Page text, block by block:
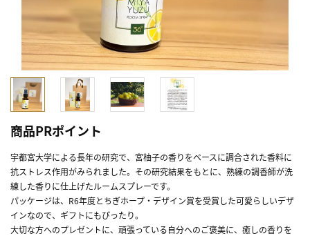
商品PRポイント
宇都宮大学による長年の研究で、宮柚子の香りをベースに調合された香料に
抗ストレス作用がみられました。その研究結果をもとに、熟練の調香師が洗
練した香りに仕上げたルームスプレーです。
パッケージは、R6年度とちぎホープ・デザイン賞を受賞した可愛らしいデザ
インなので、ギフトにもぴったり。
大切な方へのプレゼントに、頑張っている自分へのご褒美に、癒しの香りを